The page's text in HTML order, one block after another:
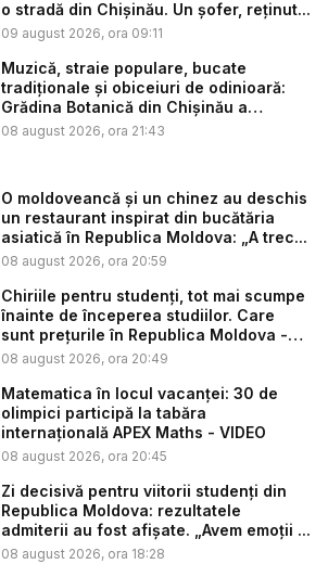
o stradă din Chișinău. Un șofer, reținut...
09 august 2026, ora 09:11
Muzică, straie populare, bucate
tradiționale și obiceiuri de odinioară:
Grădina Botanică din Chișinău a
găzdui...
08 august 2026, ora 21:43
O moldoveancă și un chinez au deschis
un restaurant inspirat din bucătăria
asiatică în Republica Moldova: „A trec...
08 august 2026, ora 20:59
Chiriile pentru studenți, tot mai scumpe
înainte de începerea studiilor. Care
sunt prețurile în Republica Moldova -
V...
08 august 2026, ora 20:49
Matematica în locul vacanței: 30 de
olimpici participă la tabăra
internațională APEX Maths - VIDEO
08 august 2026, ora 20:45
Zi decisivă pentru viitorii studenți din
Republica Moldova: rezultatele
admiterii au fost afișate. „Avem emoții ...
08 august 2026, ora 18:28